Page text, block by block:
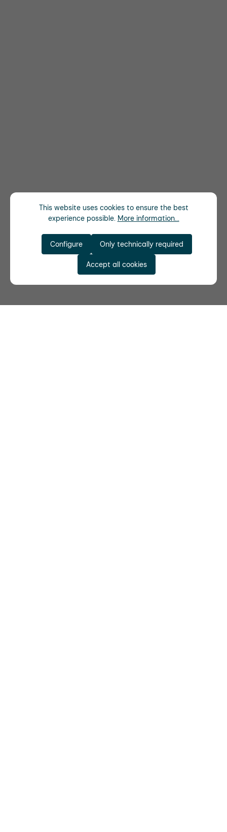
This website uses cookies to ensure the best
experience possible. More information...
Only technically required
Configure
Accept all cookies